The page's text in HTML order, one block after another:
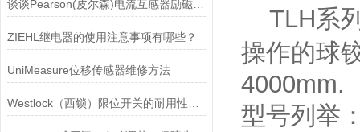
谈谈Pearson(皮尔森)电流互感器励磁特性试验的目的
ZIEHL继电器的使用注意事项有哪些？
UniMeasure位移传感器维修方法
TLH系
操作的球
4000mm.
型号列举